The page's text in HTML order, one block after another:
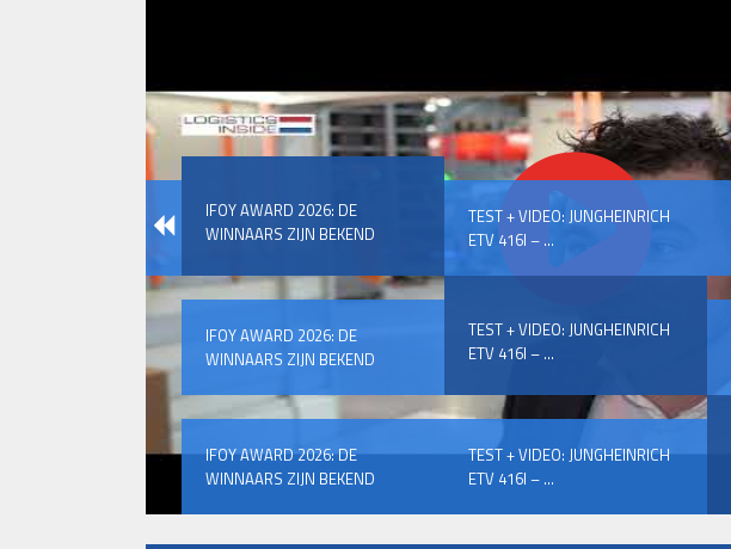
IFOY AWARD 2026: DE
WINNAARS ZIJN BEKEND
TEST + VIDEO: JUNGHEINRICH
ETV 416I – ...
IFOY AWARD 2026: DE
WINNAARS ZIJN BEKEND
TEST + VIDEO: JUNGHEINRICH
ETV 416I – ...
IFOY AWARD 2026: DE
WINNAARS ZIJN BEKEND
TEST + VIDEO: JUNGHEINRICH
ETV 416I – ...